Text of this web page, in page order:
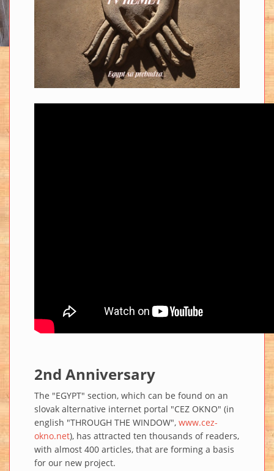
2nd Anniversary
The "EGYPT" section, which can be found on an
slovak alternative internet portal "CEZ OKNO" (in
english "THROUGH THE WINDOW", www.cez-
okno.net), has attracted ten thousands of readers,
with almost 400 articles, that are forming a basis
for our new project.